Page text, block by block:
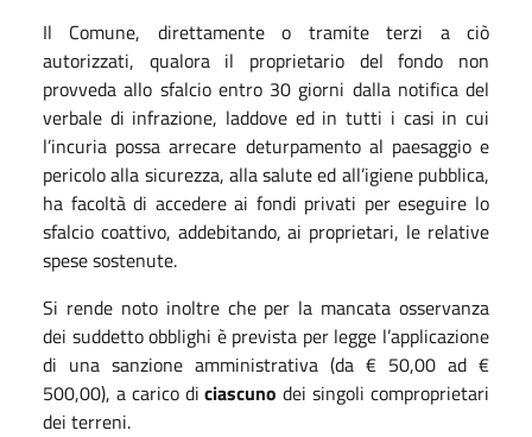
Il Comune, direttamente o tramite terzi a ciò
autorizzati, qualora il proprietario del fondo non
provveda allo sfalcio entro 30 giorni dalla notifica del
verbale di infrazione, laddove ed in tutti i casi in cui
l’incuria possa arrecare deturpamento al paesaggio e
pericolo alla sicurezza, alla salute ed all’igiene pubblica,
ha facoltà di accedere ai fondi privati per eseguire lo
sfalcio coattivo, addebitando, ai proprietari, le relative
spese sostenute.
Si rende noto inoltre che per la mancata osservanza
dei suddetto obblighi è prevista per legge l’applicazione
di una sanzione amministrativa (da € 50,00 ad €
500,00), a carico diciascuno dei singoli comproprietari
dei terreni.